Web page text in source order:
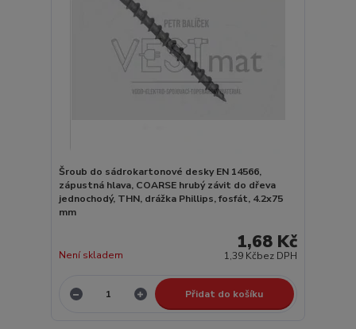
Šroub do sádrokartonové desky EN 14566,
zápustná hlava, COARSE hrubý závit do dřeva
jednochodý, THN, drážka Phillips, fosfát, 4.2x75
mm
1,68 Kč
1,39 Kčbez DPH
Není skladem
Přidat do košíku